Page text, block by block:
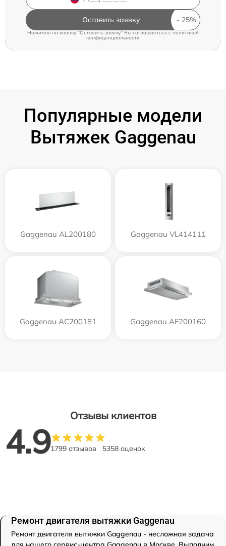
Оставить заявку
Нажимая на кнопку "Оставить заявку" Вы соглашаетесь c политикой
конфиденциальности
Популярные модели
Вытяжек Gaggenau
Gaggenau AL200180 Gaggenau VL414111
Gaggenau AC200181 Gaggenau AF200160
Отзывы клиентов
4.91799 отзывов 5358 оценок
Ремонт двигателя вытяжки Gaggenau
Ремонт двигателя вытяжки Gaggenau - несложная задача